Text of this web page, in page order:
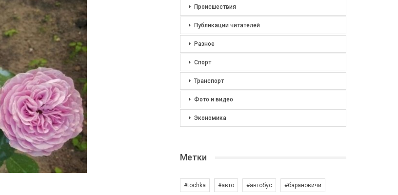
Происшествия
Публикации читателей
Разное
Спорт
Транспорт
Фото и видео
Экономика
Метки
#tochka #авто #автобус #барановичи